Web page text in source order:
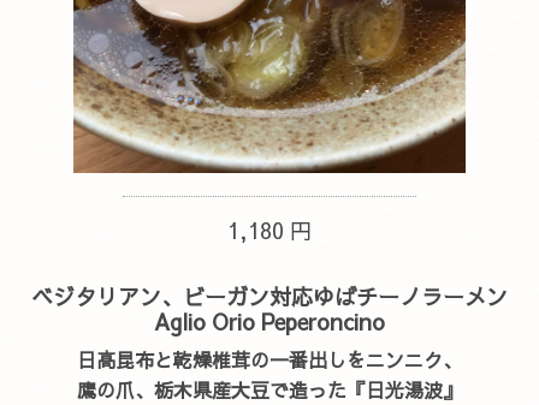
1,180 円
ベジタリアン、ビーガン対応ゆばチーノラーメン
Aglio Orio Peperoncino
日高昆布と乾燥椎茸の一番出しをニンニク、
鷹の爪、栃木県産大豆で造った『日光湯波』